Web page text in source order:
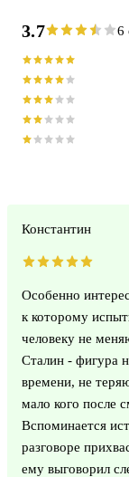
3.7 6
Константин
Особенно
к которому
человеку не
Сталин - фигура
времени, не
мало кого после
Вспоминается
разговоре
ему выговорил